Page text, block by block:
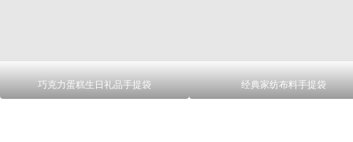
巧克力蛋糕生日礼品手提袋 经典家纺布料手提袋